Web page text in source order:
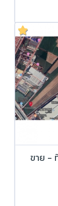
ขาย -